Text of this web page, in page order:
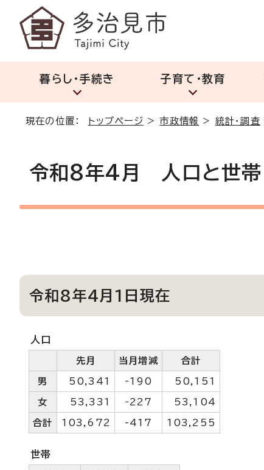
暮らし・手続き 子育て・教育
現在の位置： トップページ >市政情報 > 統計・調査
令和8年4月 人口と世帯
令和8年4月1日現在
人口
先月 当月増減 合計
男 50,341 ‐190 50,151
女 53,331 ‐227 53,104
合計 103,672 -417 103,255
世帯